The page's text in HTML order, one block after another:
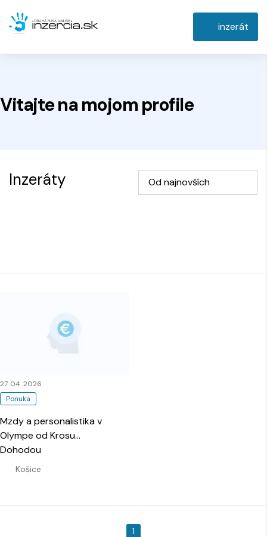
inzerát
Vitajte na mojom profile
Inzeráty Od najnovších
Ponuka
27. 04. 2026
Mzdy a personalistika v
Olympe od Krosu…
Košice
Dohodou
1